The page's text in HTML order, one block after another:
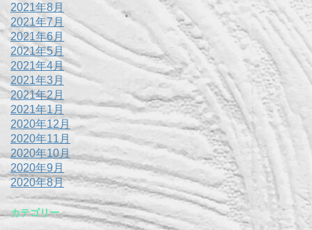
2021年8月
2021年7月
2021年6月
2021年5月
2021年4月
2021年3月
2021年2月
2021年1月
2020年12月
2020年11月
2020年10月
2020年9月
2020年8月
カテゴリー